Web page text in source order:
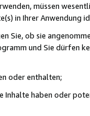
müssen
in Ihrer Anwendung
Sie, ob sie
und Sie dürfen
oder enthalten;
haben oder